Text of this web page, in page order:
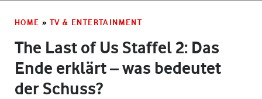
HOME » TV & ENTERTAINMENT
The Last of Us Staffel 2: Das
Ende erklärt – was bedeutet
der Schuss?